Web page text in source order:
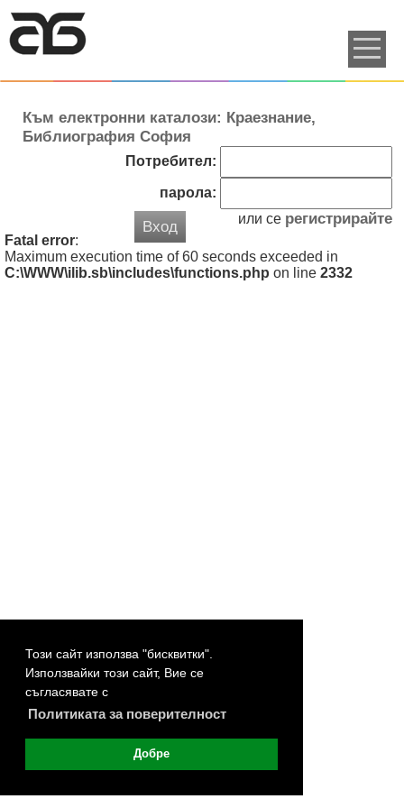
Този сайт използва "бисквитки".
Използвайки този сайт, Вие се
съгласявате с
Политиката за поверителност
Добре
Към електронни каталози: Краезнание,
Библиография София
Потребител:
парола:
Вход или се регистрирайте
Fatal error:
Maximum execution time of 60 seconds exceeded in
C:\WWW\ilib.sb\includes\functions.php on line 2332